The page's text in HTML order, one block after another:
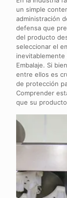
un simple
administración
defensa que
del producto
seleccionar el
inevitablemente
Embalaje. Si
entre ellos es
de protección
Comprender
que su